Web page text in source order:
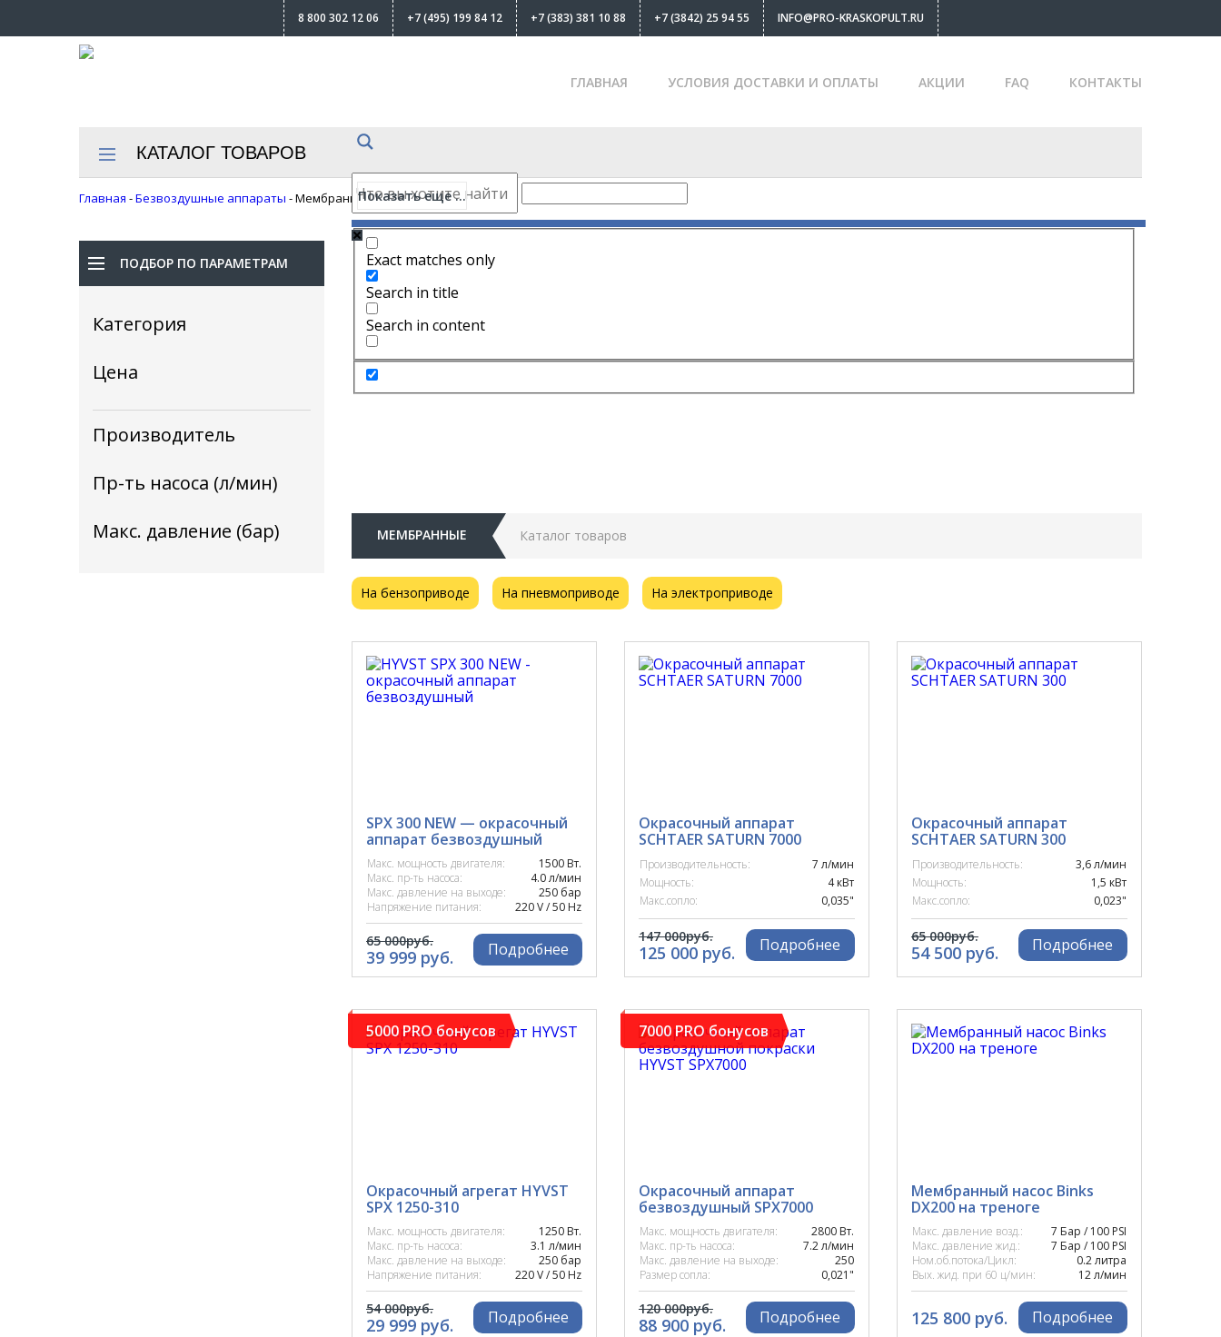
8 800 302 12 06 +7 (495) 199 84 12 +7 (383) 381 10 88 +7 (3842) 25 94 55 INFO@PRO-KRASKOPULT.RU
ГЛАВНАЯ УСЛОВИЯ ДОСТАВКИ И ОПЛАТЫ АКЦИИ FAQ КОНТАКТЫ
КАТАЛОГ ТОВАРОВ
Показать еще ...
Exact matches only
Search in title
Search in content
Главная -Безвоздушные аппараты -Мембранные
ПОДБОР ПО ПАРАМЕТРАМ
Категория
Цена
Производитель
Пр-ть насоса (л/мин)
Макс. давление (бар)
МЕМБРАННЫЕ Каталог товаров
На бензоприводе На пневмоприводе На электроприводе
SPX 300 NEW — окрасочный
аппарат безвоздушный
Макс. мощность двигателя:
1500 Вт.
Макс. пр-ть насоса:
4.0 л/мин
Макс. давление на выходе:
250 бар
Напряжение питания:
220 V / 50 Hz
65 000руб.
39 999 руб. Подробнее
Окрасочный аппарат
SCHTAER SATURN 7000
Производительность:
7 л/мин
Мощность:
4 кВт
Макс.сопло:
0,035"
147 000руб.
125 000 руб. Подробнее
Окрасочный аппарат
SCHTAER SATURN 300
Производительность:
3,6 л/мин
Мощность:
1,5 кВт
Макс.сопло:
0,023"
65 000руб.
54 500 руб. Подробнее
5000 PRO бонусов
Окрасочный агрегат HYVST
SPX 1250-310
Макс. мощность двигателя:
1250 Вт.
Макс. пр-ть насоса:
3.1 л/мин
Макс. давление на выходе:
250 бар
Напряжение питания:
220 V / 50 Hz
54 000руб.
29 999 руб. Подробнее
7000 PRO бонусов
Окрасочный аппарат
безвоздушный SPX7000
Макс. мощность двигателя:
2800 Вт.
Макс. пр-ть насоса:
7.2 л/мин
Макс. давление на выходе:
250
Размер сопла:
0,021"
120 000руб.
88 900 руб. Подробнее
Мембранный насос Binks
DX200 на треноге
Макс. давление возд.:
7 Бар / 100 PSI
Макс. давление жид.:
7 Бар / 100 PSI
Ном.об.потока/Цикл:
0.2 литра
Вых. жид. при 60 ц/мин:
12 л/мин
125 800 руб. Подробнее